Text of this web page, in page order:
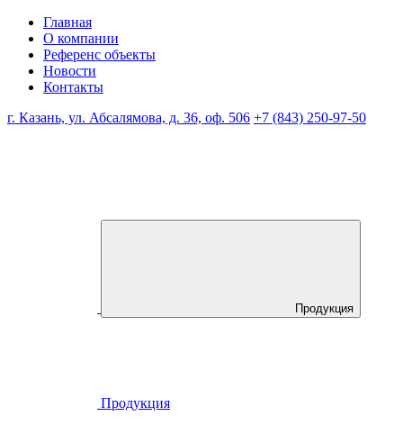
Главная
О компании
Референс объекты
Новости
Контакты
г. Казань, ул. Абсалямова, д. 36, оф. 506 +7 (843) 250-97-50
Продукция
Продукция